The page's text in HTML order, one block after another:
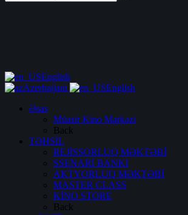
English
Azerbaijani
English
Əsas
Müasir Kino Mərkəzi
Back
TƏHSİL
REJİSSORLUQ MƏKTƏBİ
SSENARİ BANKI
AKTYORLUQ MƏKTƏBİ
MASTER CLASS
KİNO STORE
Back